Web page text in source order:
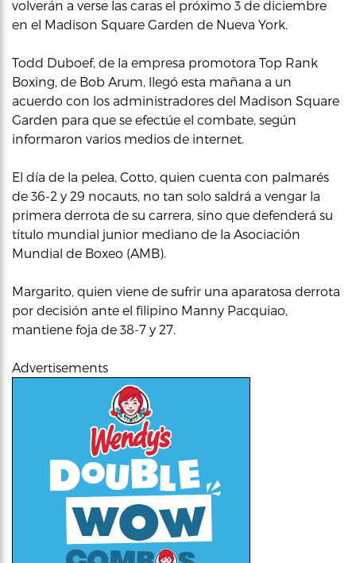
volverán a verse las caras el próximo 3 de diciembre
en el Madison Square Garden de Nueva York.
Todd Duboef, de la empresa promotora Top Rank
Boxing, de Bob Arum, llegó esta mañana a un
acuerdo con los administradores del Madison Square
Garden para que se efectúe el combate, según
informaron varios medios de internet.
El día de la pelea, Cotto, quien cuenta con palmarés
de 36-2 y 29 nocauts, no tan solo saldrá a vengar la
primera derrota de su carrera, sino que defenderá su
título mundial junior mediano de la Asociación
Mundial de Boxeo (AMB).
Margarito, quien viene de sufrir una aparatosa derrota
por decisión ante el filipino Manny Pacquiao,
mantiene foja de 38-7 y 27.
Advertisements